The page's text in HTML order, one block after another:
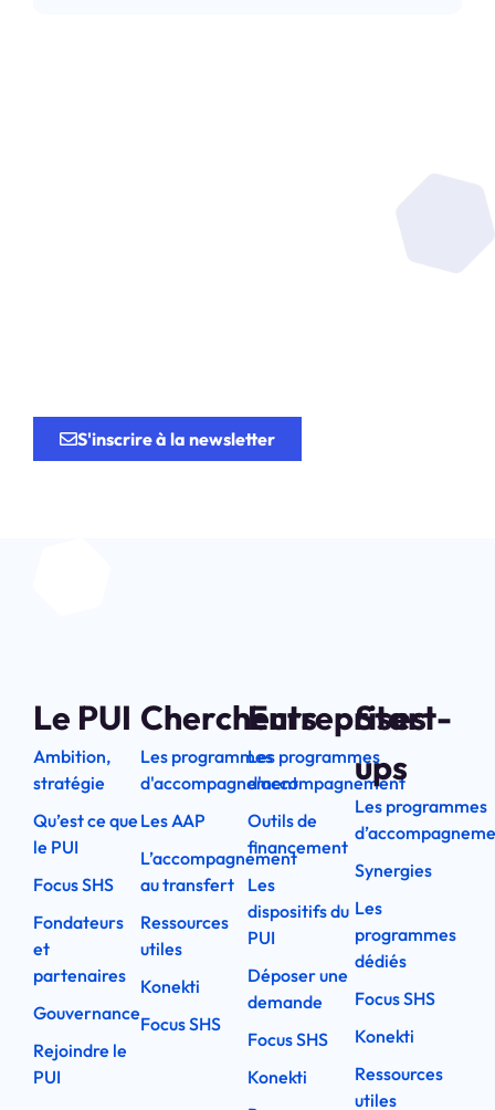
S'inscrire à la newsletter
Le PUI
Ambition,
stratégie
Qu’est ce que
le PUI
Focus SHS
Fondateurs
et
partenaires
Gouvernance
Rejoindre le
PUI
Chercheurs
Les programmes
d'accompagnement
Les AAP
L’accompagnement
au transfert
Ressources
utiles
Konekti
Focus SHS
Entreprises
Les programmes
d'accompagnement
Outils de
financement
Les
dispositifs du
PUI
Déposer une
demande
Focus SHS
Konekti
Start-
ups
Les programmes
Synergies
Les
programmes
dédiés
Focus SHS
Konekti
Ressources
utiles